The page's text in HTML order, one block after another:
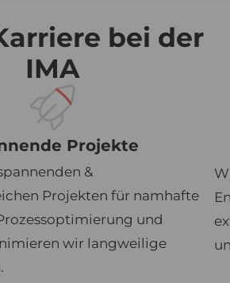
bei der
IMA
Projekte
&
Projekten für namhafte
und
wir langweilige